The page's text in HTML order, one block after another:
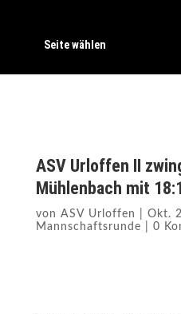
Seite wählen
ASV Urloffen II
Mühlenbach mit
von ASV Urloffen Okt.
Mannschaftsrunde
0